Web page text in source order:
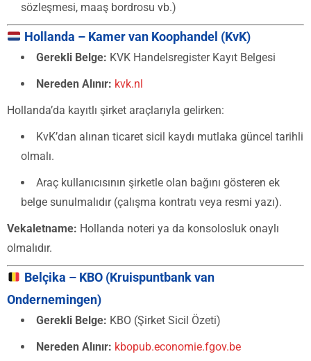
sözleşmesi, maaş bordrosu vb.)
Hollanda – Kamer van Koophandel (KvK)
Gerekli Belge: KVK Handelsregister Kayıt Belgesi
Nereden Alınır: kvk.nl
Hollanda’da kayıtlı şirket araçlarıyla gelirken:
KvK’dan alınan ticaret sicil kaydı mutlaka güncel tarihli
olmalı.
Araç kullanıcısının şirketle olan bağını gösteren ek
belge sunulmalıdır (çalışma kontratı veya resmi yazı).
Vekaletname: Hollanda noteri ya da konsolosluk onaylı
olmalıdır.
Belçika – KBO (Kruispuntbank van
Ondernemingen)
Gerekli Belge: KBO (Şirket Sicil Özeti)
Nereden Alınır: kbopub.economie.fgov.be